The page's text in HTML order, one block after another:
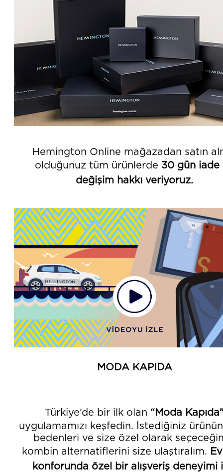
Hemington Online mağazadan satın
olduğunuz tüm ürünlerde 30 gün iade
değişim hakkı veriyoruz.
MODA KAPIDA
Türkiye’de bir ilk olan “Moda
uygulamamızı keşfedin.
İstediğiniz
bedenleri ve size özel olarak
kombin alternatiflerini size ulaştıralım.
konforunda özel bir alışveriş deneyimi